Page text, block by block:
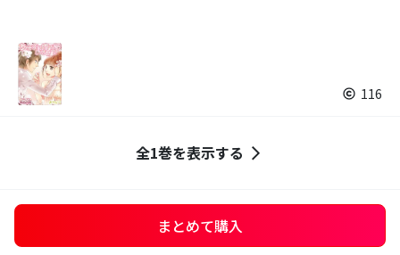
116
全1巻を表示する
まとめて購入